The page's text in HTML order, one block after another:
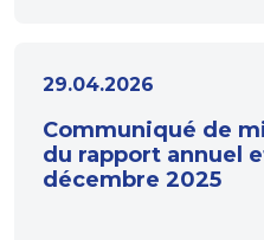
29.04.2026
Communiqué de
du rapport annuel
décembre 2025